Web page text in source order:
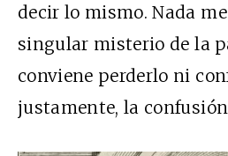
decir lo mismo. Nada
singular misterio de la
conviene perderlo ni
justamente, la